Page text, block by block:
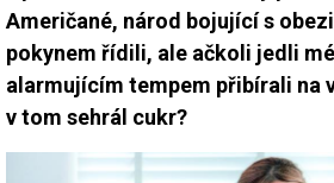
Američané, národ bojující s
pokynem řídili, ale ačkoli jedli
alarmujícím tempem přibírali na
v tom sehrál cukr?